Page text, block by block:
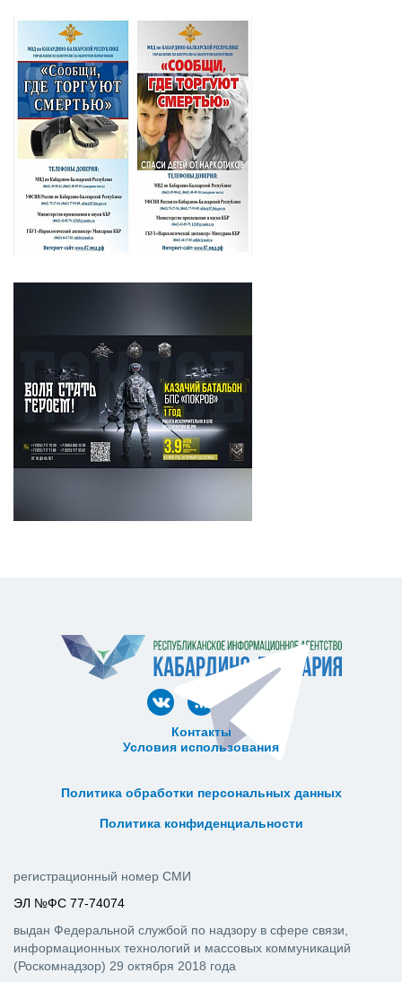
Контакты
Условия использования
Политика обработки персональных данных
Политика конфиденциальности
регистрационный номер СМИ
ЭЛ №ФС 77-74074
выдан Федеральной службой по надзору в сфере связи,
информационных технологий и массовых коммуникаций
(Роскомнадзор) 29 октября 2018 года